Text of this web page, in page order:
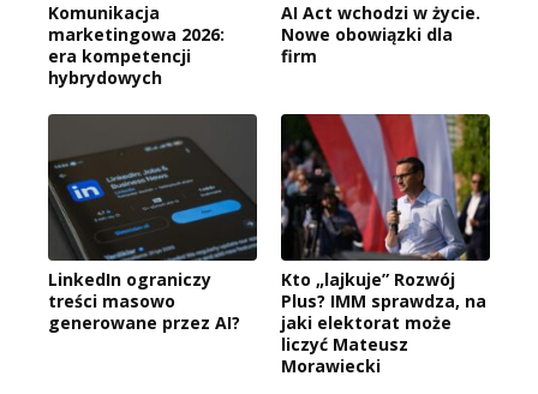
Komunikacja
marketingowa 2026:
era kompetencji
hybrydowych
AI Act wchodzi w życie.
Nowe obowiązki dla
firm
LinkedIn ograniczy
treści masowo
generowane przez AI?
Kto „lajkuje” Rozwój
Plus? IMM sprawdza, na
jaki elektorat może
liczyć Mateusz
Morawiecki